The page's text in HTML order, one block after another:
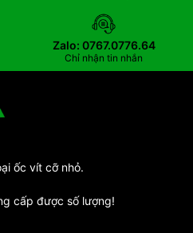
Zalo: 0767.0776.64
Chỉ nhận tin nhắn
ốc vít cỡ nhỏ.
cấp được số lượng!